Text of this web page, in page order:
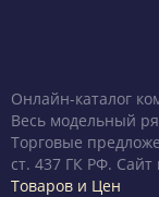
Онлайн-каталог
Весь модельный
Торговые
ст. 437 ГК РФ. Сайт
Товаров и Цен